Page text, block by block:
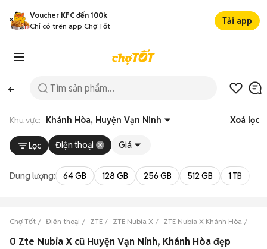
Voucher KFC đến 100k
Chỉ có trên app Chợ Tốt
Tải app
Khu vực: Khánh Hòa, Huyện Vạn Ninh Xoá lọc
Lọc Điện thoại Giá
Dung lượng: 64 GB 128 GB 256 GB 512 GB 1 TB
Chợ Tốt Điện thoại ZTE ZTE Nubia X ZTE Nubia X Khánh Hòa
0 Zte Nubia X cũ Huyện Vạn Ninh, Khánh Hòa đẹp